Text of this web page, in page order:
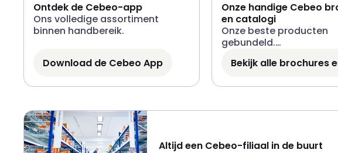
Ontdek de Cebeo-app
Ons volledige assortiment
binnen handbereik.
Download de Cebeo App
Onze handige Cebeo
en catalogi
Onze beste producten
gebundeld.
Altijd een Cebeo-filiaal in de buurt